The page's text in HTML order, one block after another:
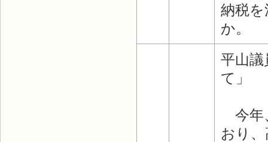
納税
か。
平山
て」
今年
おり